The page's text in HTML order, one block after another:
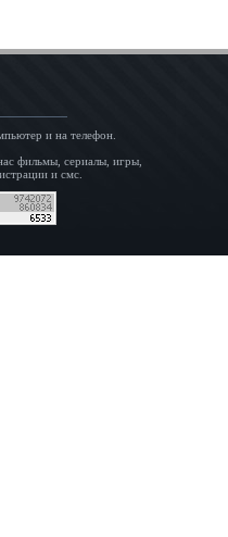
и на телефон.
фильмы, сериалы, игры,
и смс.